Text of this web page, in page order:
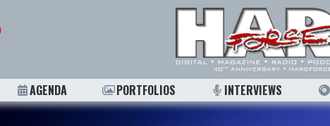
AGENDA PORTFOLIOS INTERVIEWS